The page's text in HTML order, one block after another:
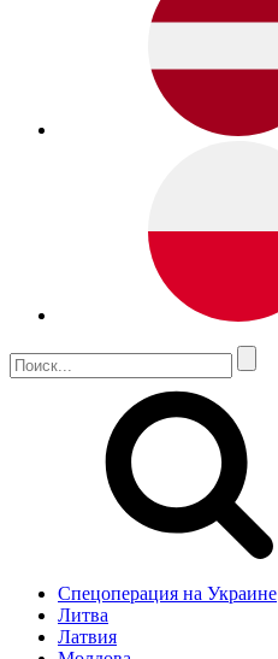
Спецоперация на Украине
Литва
Латвия